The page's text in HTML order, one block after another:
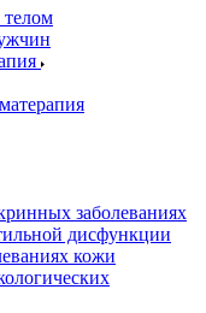
телом
заболеваниях
дисфункции
кожи